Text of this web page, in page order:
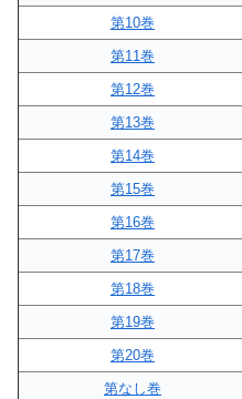
第10巻
第11巻
第12巻
第13巻
第14巻
第15巻
第16巻
第17巻
第18巻
第19巻
第20巻
第なし巻